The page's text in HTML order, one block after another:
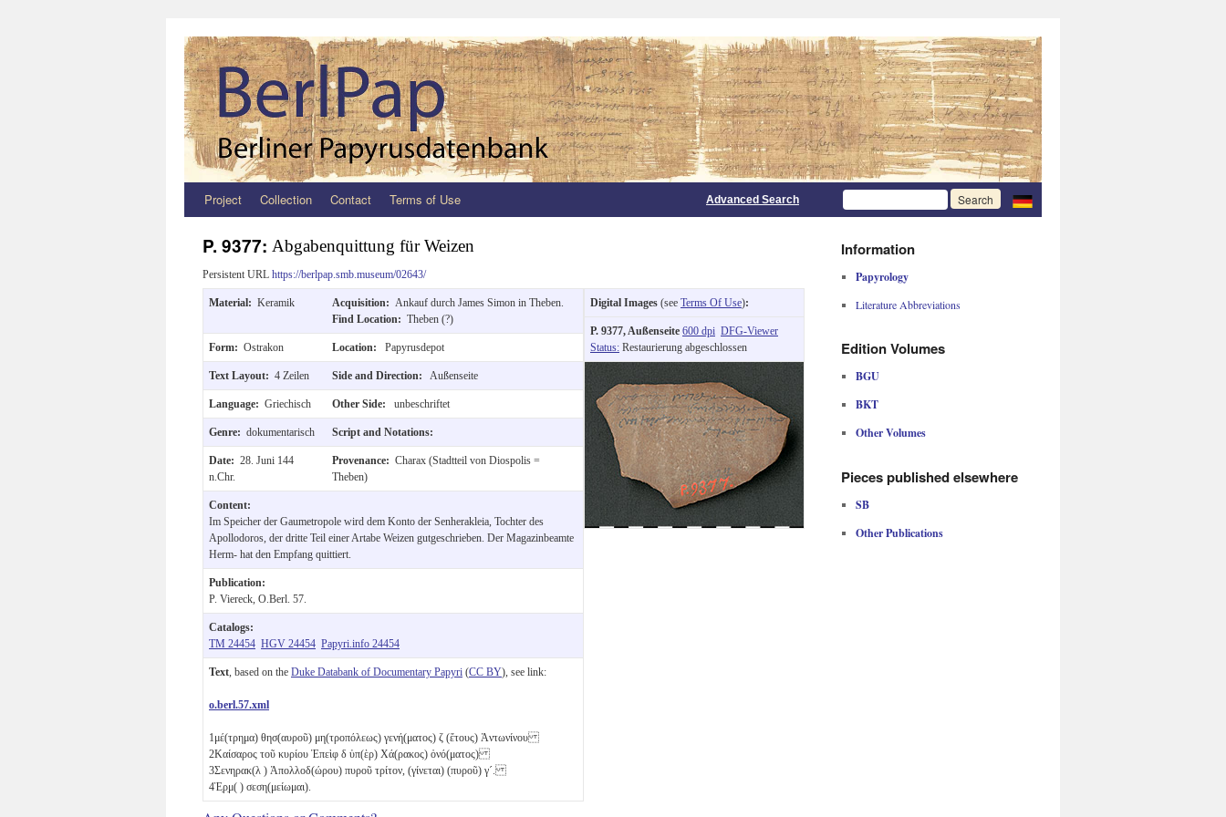
Zum
springen
Project Collection Contact Terms of Use Advanced Search
P. 9377: Abgabenquittung für Weizen
Persistent URL https://berlpap.smb.museum/02643/
Material: Keramik Acquisition: Ankauf durch James Simon in Theben.
Find Location: Theben (?)
Form: Ostrakon Location: Papyrusdepot
Text Layout: 4 Zeilen Side and Direction: Außenseite
Language: Griechisch Other Side: unbeschriftet
Genre: dokumentarisch Script and Notations:
Date: 28. Juni 144
n.Chr.
Provenance: Charax (Stadtteil von Diospolis =
Theben)
Content:
Im Speicher der Gaumetropole wird dem Konto der Senherakleia, Tochter des
Apollodoros, der dritte Teil einer Artabe Weizen gutgeschrieben. Der Magazinbeamte
Herm- hat den Empfang quittiert.
Publication:
P. Viereck, O.Berl. 57.
Catalogs:
TM 24454 HGV 24454 Papyri.info 24454
Text , based on the Duke Databank of Documentary Papyri (CC BY), see link:
o.berl.57.xml
1 μέ(τρημα) θησ(αυροῦ) μη(τροπόλεως) γενή(ματος) ζ (ἔτους) Ἀντωνίνου
2Καίσαρος τοῦ κυρίου Ἐπεὶφ δ ὑπ(ὲρ) Χά(ρακος) ὀνό(ματος)
3Σενηρακ(λ ) Ἀπολλοδ(ώρου) πυροῦ τρίτον, (γίνεται) (πυροῦ) γ´ .
4Ἑ̣ρ̣μ( ) σεση(μείωμαι).
Digital Images (see Terms Of Use):
P. 9377, Außenseite 600 dpi DFG-Viewer
Status: Restaurierung abgeschlossen
Information
Papyrology
Literature Abbreviations
Edition Volumes
BGU
BKT
Other Volumes
Pieces published elsewhere
SB
Other Publications